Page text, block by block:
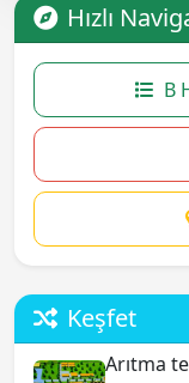
Hızlı
B
Keşfet
Arıtma